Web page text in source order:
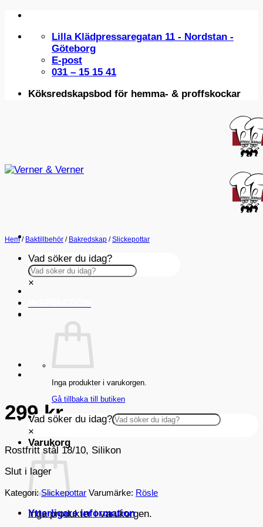
Skip
content
Lilla Klädpressaregatan 11 - Nordstan -
Göteborg
E-post
031 – 15 15 41
Köksredskapsbod för hemma- & proffskockar
Vad söker du idag?
×
Inga produkter i varukorgen.
Gå tillbaka till butiken
Vad söker du idag?
×
Varukorg
Inga produkter i varukorgen.
Hem / Baktillbehör / Bakredskap / Slickepottar
299kr
Rostfritt stål 18/10, Silikon
Slut i lager
Kategori:Slickepottar Varumärke: Rösle
Ytterligare information